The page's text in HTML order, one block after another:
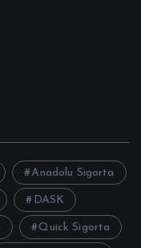
Anadolu Sigorta
DASK
Quick Sigorta